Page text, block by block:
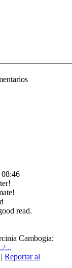
read.
Cambogia:
Reportar al